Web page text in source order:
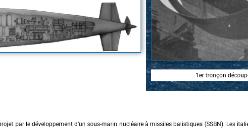
1er tronçon
par le développement d’un sous-marin nucléaire à missiles balistiques (SSBN). Les